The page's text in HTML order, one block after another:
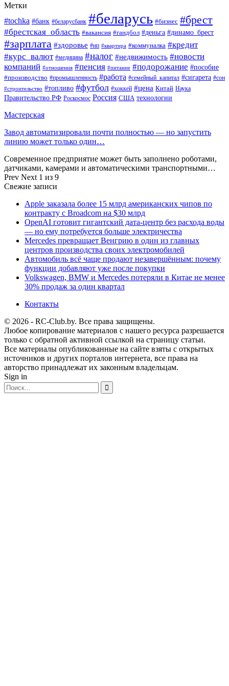
Метки
#tochka #банк #беларусбанк #беларусь #бизнес #брест
#брестская_область #вакансия #гандбол #деньга #динамо_брест
#зарплата #здоровье #ип #квартира #коммуналка #кредит
#курс_валют #медицина #налог #недвижимость #новости
компаний #отношения #пенсия #питание #подорожание #пособие
#производство #промышленность #работа #семейный_капитал #сигарета #сон
#строительство #топливо #футбол #хоккей #цена Китай Наука
Правительство РФ Роскосмос Россия США технологии
Мастерская
Завод автоматизировали почти полностью — но запустить
линию может только один…
Современное предприятие может быть заполнено роботами,
датчиками, камерами и автоматическими транспортными…
Prev Next 1 из 9
Свежие записи
Apple заказала более 15 млрд американских чипов по
контракту с Broadcom на $30 млрд
OpenAI готовит гигантский дата-центр без расхода воды
— но ему потребуется больше электричества
Mercedes превращает Венгрию в один из главных
центров производства своих электромобилей
Автомобиль всё чаще продают незавершённым: почему
функции добавляют уже после покупки
Volkswagen, BMW и Mercedes потеряли в Китае не менее
30% продаж за один квартал
Контакты
© 2026 - RC-Club.by. Все права защищены.
Любое копирование материалов с нашего ресурса разрешается
только с обратной активной ссылкой на страницу статьи.
Все материалы опубликованные на сайте взяты с открытых
источников и других порталов интернета, все права на
авторство принадлежат их законным владельцам.
Sign in